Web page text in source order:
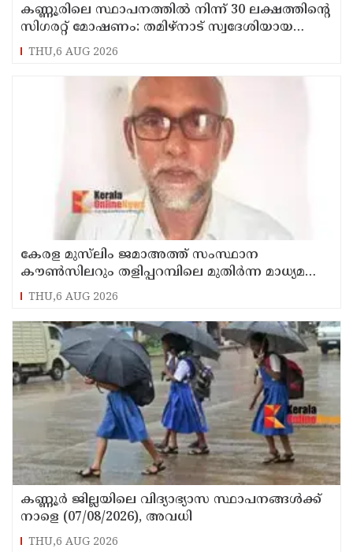
കണ്ണൂരിലെ സ്ഥാപനത്തിൽ നിന്ന് 30 ലക്ഷത്തിന്റെ
സിഗരറ്റ് മോഷണം: തമിഴ്‌നാട് സ്വദേശിയായ
സെയിൽസ്മാൻ തെങ്കാശിയിൽ പിടിയിൽ
THU,6 AUG 2026
കേരള മുസ്‌ലിം ജമാഅത്ത് സംസ്ഥാന
കൗൺസിലറും തളിപ്പറമ്പിലെ മുതിർന്ന മാധ്യമ
പ്രവർത്തകനുമായ ബി എ അലി മൊഗ്രാൽ
നിര്യാതനായി
THU,6 AUG 2026
കണ്ണൂർ ജില്ലയിലെ വിദ്യാഭ്യാസ സ്ഥാപനങ്ങള്‍ക്ക്
നാളെ (07/08/2026), അവധി
THU,6 AUG 2026